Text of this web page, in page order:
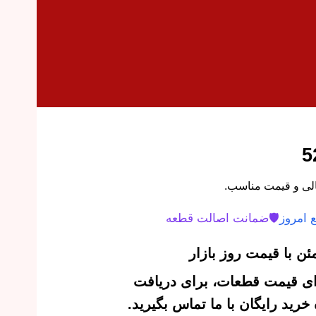
امروز 🛡️ضمانت اصالت قطعه
با قیمت روز بازار
قیمت قطعات، برای دریافت
رایگان با ما تماس بگیرید.